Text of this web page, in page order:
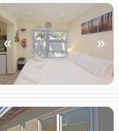
Kostenloses Wi-Fi
« »